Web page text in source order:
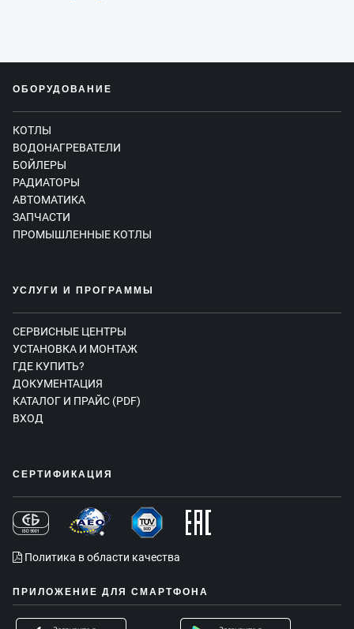
ОБОРУДОВАНИЕ
КОТЛЫ
ВОДОНАГРЕВАТЕЛИ
БОЙЛЕРЫ
РАДИАТОРЫ
АВТОМАТИКА
ЗАПЧАСТИ
ПРОМЫШЛЕННЫЕ КОТЛЫ
УСЛУГИ И ПРОГРАММЫ
СЕРВИСНЫЕ ЦЕНТРЫ
УСТАНОВКА И МОНТАЖ
ГДЕ КУПИТЬ?
ДОКУМЕНТАЦИЯ
КАТАЛОГ И ПРАЙС (PDF)
ВХОД
СЕРТИФИКАЦИЯ
Политика в области качества
ПРИЛОЖЕНИЕ ДЛЯ СМАРТФОНА